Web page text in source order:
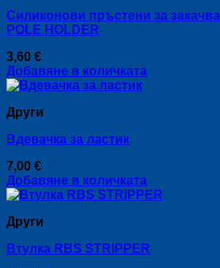
The
options
be
chosen
on
product
page
Силиконови пръстени за
POLE HOLDER
3,60 €
Добавяне в количката
Други
Вдевачка за ластик
7,00 €
Добавяне в количката
Други
Втулка RBS STRIPPER